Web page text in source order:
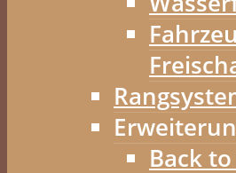
Back